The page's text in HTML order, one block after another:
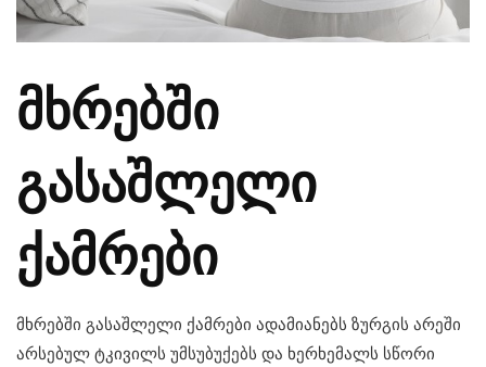
მხრებში
გასაშლელი
ქამრები
მხრებში გასაშლელი ქამრები ადამიანებს ზურგის არეში
არსებულ ტკივილს უმსუბუქებს და ხერხემალს სწორი